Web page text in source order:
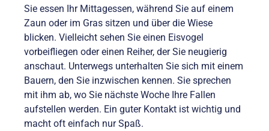
Sie essen Ihr Mittagessen, während Sie auf einem
Zaun oder im Gras sitzen und über die Wiese
blicken. Vielleicht sehen Sie einen Eisvogel
vorbeifliegen oder einen Reiher, der Sie neugierig
anschaut. Unterwegs unterhalten Sie sich mit einem
Bauern, den Sie inzwischen kennen. Sie sprechen
mit ihm ab, wo Sie nächste Woche Ihre Fallen
aufstellen werden. Ein guter Kontakt ist wichtig und
macht oft einfach nur Spaß.